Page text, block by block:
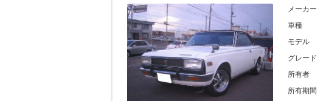
メーカー
車種
モデル
グレード
所有者
所有期間